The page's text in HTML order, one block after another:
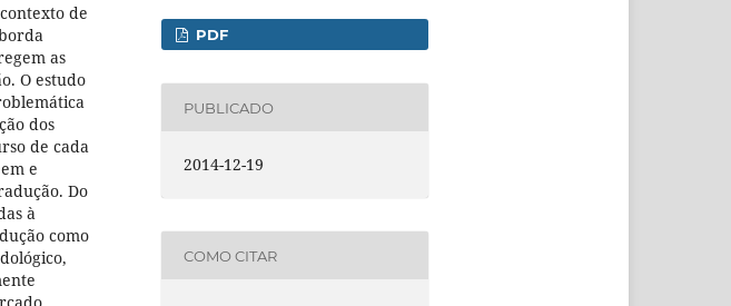
de
as
O estudo
dos
de cada
e
Do
à
como
PDF
PUBLICADO
2014-12-19
COMO CITAR